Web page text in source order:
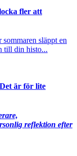
fler att
sommaren släppt en
till din histo...
är för lite
reflektion efter